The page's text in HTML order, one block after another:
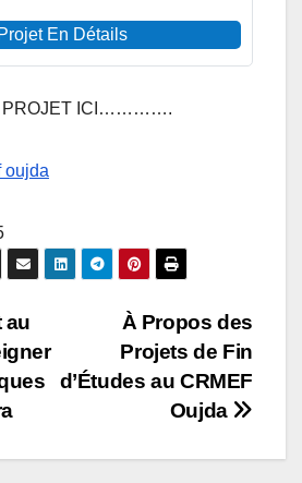
Projet En Détails
ICI………….
oujda
À Propos des
Projets de Fin
d’Études au CRMEF
Oujda
au